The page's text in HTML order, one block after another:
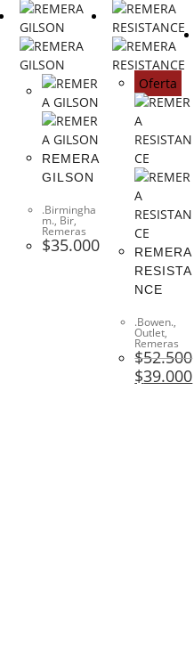
REMERA
GILSON
.Birmingha
m., Bir,
Remeras
$35.000
Oferta
REMERA
RESISTA
NCE
.Bowen.,
Outlet,
Remeras
$52.500
$39.000